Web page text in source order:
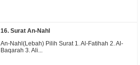
16. Surat An-Nahl
An-Nahl(Lebah) Pilih Surat 1. Al-Fatihah 2. Al-
Baqarah 3. Ali...